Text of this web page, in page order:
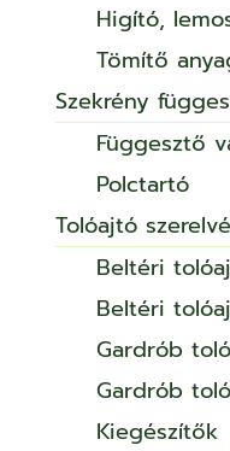
Higító,
Tömítő
Szekrény
Függesztő
Polctartó
Tolóajtó
Beltéri
Beltéri
Gardrób
Gardrób
Kiegészítők